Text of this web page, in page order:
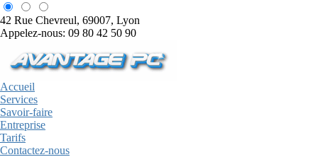
42 Rue Chevreul, 69007, Lyon
Appelez-nous: 09 80 42 50 90
Accueil
Services
Savoir-faire
Entreprise
Tarifs
Contactez-nous